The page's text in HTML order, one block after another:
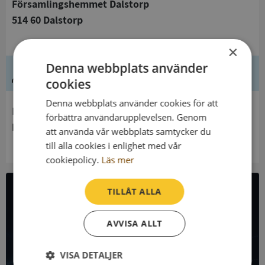
Församlingshemmet Dalstorp
514 60 Dalstorp
Ledning
Innehavare
Dalstorps församling
All företagsdata i API
Få all denna företagsinformation i Syna API
Syna API är ett blixtsnabbt API där du kan hämta
×
Denna webbplats använder
cookies
Denna webbplats använder cookies för att
förbättra användarupplevelsen. Genom
att använda vår webbplats samtycker du
till alla cookies i enlighet med vår
cookiepolicy. Läs mer
TILLÅT ALLA
AVVISA ALLT
VISA DETALJER